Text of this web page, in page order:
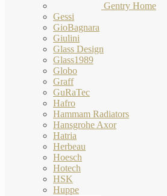
Gentry Home
Gessi
GioBagnara
Giulini
Glass Design
Glass1989
Globo
Graff
GuRaTec
Hafro
Hammam Radiators
Hansgrohe Axor
Hatria
Herbeau
Hoesch
Hotech
HSK
Huppe